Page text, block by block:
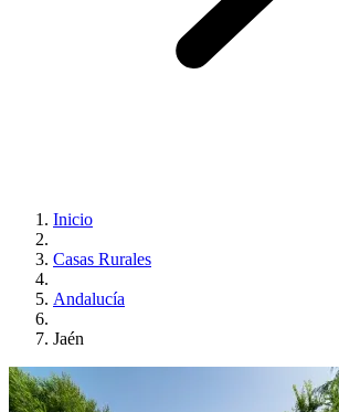
Inicio
Casas Rurales
Andalucía
Jaén